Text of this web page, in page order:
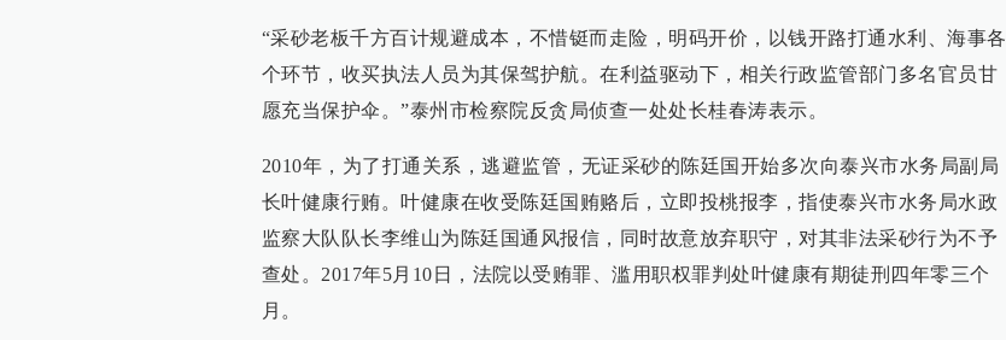
“采砂老板千方百计规避成本，不惜铤而走险，明码开价，以钱开路打通水利、海事各
个环节，收买执法人员为其保驾护航。在利益驱动下，相关行政监管部门多名官员甘
愿充当保护伞。”泰州市检察院反贪局侦查一处处长桂春涛表示。
2010年，为了打通关系，逃避监管，无证采砂的陈廷国开始多次向泰兴市水务局副局
长叶健康行贿。叶健康在收受陈廷国贿赂后，立即投桃报李，指使泰兴市水务局水政
监察大队队长李维山为陈廷国通风报信，同时故意放弃职守，对其非法采砂行为不予
查处。2017年5月10日，法院以受贿罪、滥用职权罪判处叶健康有期徒刑四年零三个
月。